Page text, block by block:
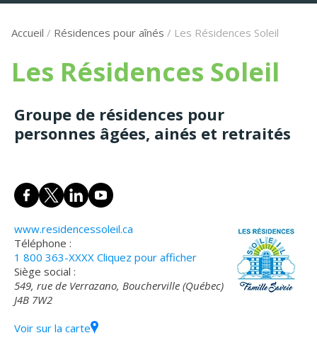
Accueil / Résidences pour aînés / Les Résidences Soleil
Les Résidences Soleil
Groupe de résidences pour
personnes âgées, ainés et retraités
www.residencessoleil.ca
Téléphone :
1 800 363-XXXX Cliquez pour afficher
Siège social :
549, rue de Verrazano, Boucherville (Québec)
J4B 7W2
Voir sur la carte